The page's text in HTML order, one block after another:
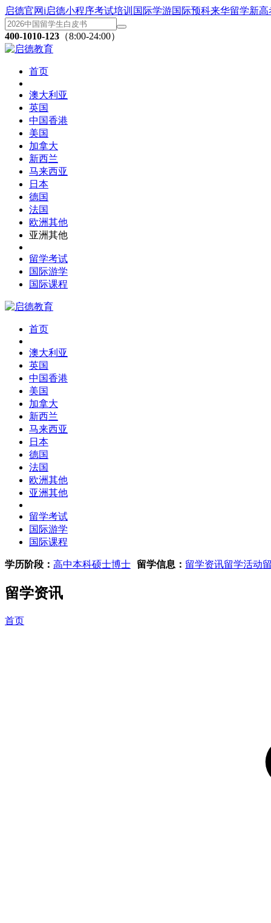
启德官网i启德小程序考试培训 国际学游国际预科来华留学新高
400-1010-123 （8:00-24:00）
首页
澳大利亚
英国
中国香港
美国
加拿大
新西兰
马来西亚
日本
德国
法国
欧洲其他
亚洲其他
留学考试
国际游学
国际课程
首页
澳大利亚
英国
中国香港
美国
加拿大
新西兰
马来西亚
日本
德国
法国
欧洲其他
亚洲其他
留学考试
国际游学
国际课程
学历阶段： 高中本科硕士博士 留学信息： 留学资讯留学活动
留学资讯
首页